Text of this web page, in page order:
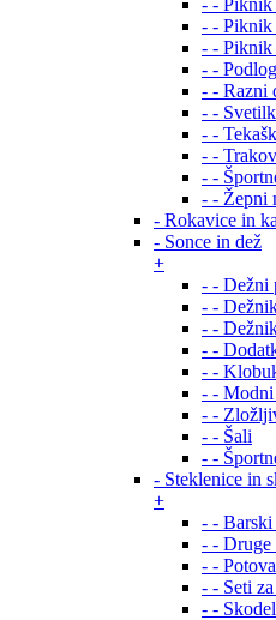
- - Piknik
- - Piknik
- - Piknik
- -
- - Razni
- -
- -
- -
- -
- - Žepni
- Rokavice in
- Sonce in dež
+
- - Dežni
- -
- -
- -
- -
- - Modni
- -
- - Šali
- -
- Steklenice in
+
- - Barski
- - Druge
- -
- - Seti
- -